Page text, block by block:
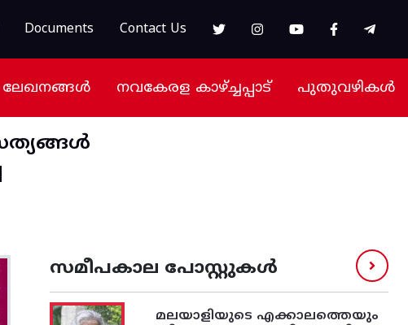
Documents Contact Us
ലേഖനങ്ങൾ നവകേരള കാഴ്ച്ചപ്പാട് പുതുവഴികൾ
സമീപകാല പോസ്റ്റുകൾ
മലയാളിയുടെ എക്കാലത്തെയും